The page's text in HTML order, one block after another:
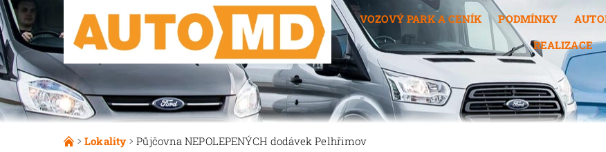
VOZOVÝ PARK A CENÍK PODMÍNKY
REALIZACE
Lokality Půjčovna NEPOLEPENÝCH dodávek Pelhřimov